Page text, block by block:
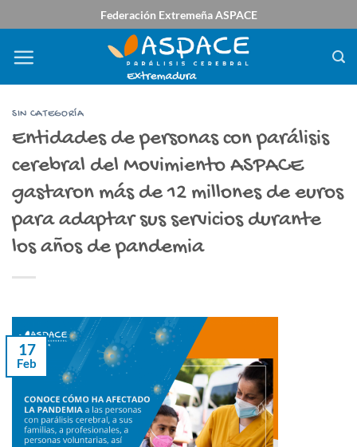
al
contenido
Federación Extremeña ASPACE
SIN CATEGORÍA
Entidades de personas con parálisis
cerebral del Movimiento ASPACE
gastaron más de 12 millones de euros
para adaptar sus servicios durante
los años de pandemia
17
Feb